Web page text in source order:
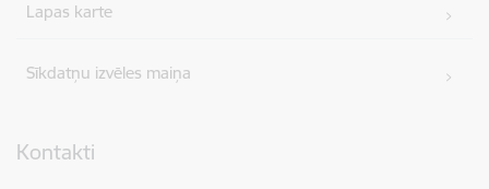
Lapas karte
Sīkdatņu izvēles maiņa
Kontakti